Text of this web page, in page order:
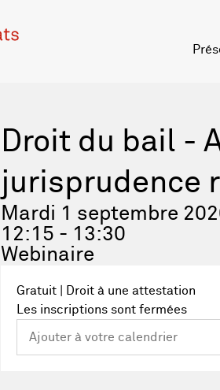
Droit du bail -
jurisprudence
Mardi 1 septembre
12:15 - 13:30
Webinaire
Gratuit | Droit à une attestation
Les inscriptions sont fermées